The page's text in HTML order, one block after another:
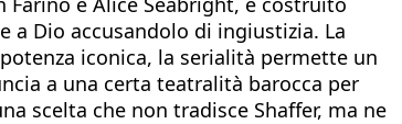
a Dio accusandolo di ingiustizia. La
iconica, la serialità permette un
a una certa teatralità barocca per
scelta che non tradisce Shaffer, ma ne